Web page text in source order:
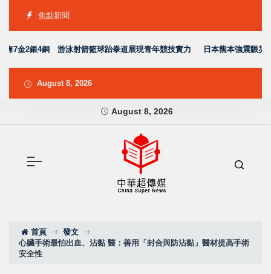
焦點新聞
金2銀4銅 游泳射箭籃球跆拳道展現青年競技實力 日本熊本強震賑災再
August 8, 2026
August 8, 2026
首頁
發文
心臟手術最怕出血、沾黏 醫：善用「封合與防沾黏」醫材提高手術
安全性